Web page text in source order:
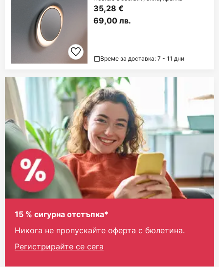
35,28 €
69,00 лв.
Време за доставка: 7 - 11 дни
15 % сигурна отстъпка*
Никога не пропускайте оферта с бюлетина.
Регистрирайте се сега